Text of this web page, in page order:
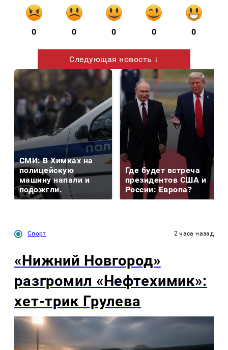
0 0 0 0 0
Следующая новость ↓
СМИ: В Химках на
полицейскую
машину напали и
подожгли.
Где будет встреча
президентов США и
России: Европа?
Спорт 2 часа назад
«Нижний Новгород»
разгромил «Нефтехимик»:
хет-трик Грулева